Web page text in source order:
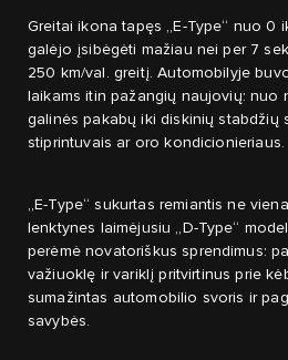
Greitai ikona tapęs „E-Type“ nuo 0
galėjo įsibėgėti mažiau nei per 7
250 km/val. greitį. Automobilyje
laikams itin pažangių naujovių: nuo
galinės pakabų iki diskinių stabdžių
stiprintuvais ar oro kondicionieriaus.
„E-Type“ sukurtas remiantis ne
lenktynes laimėjusiu „D-Type“
perėmė novatoriškus sprendimus:
važiuoklę ir variklį pritvirtinus prie
sumažintas automobilio svoris ir
savybės.